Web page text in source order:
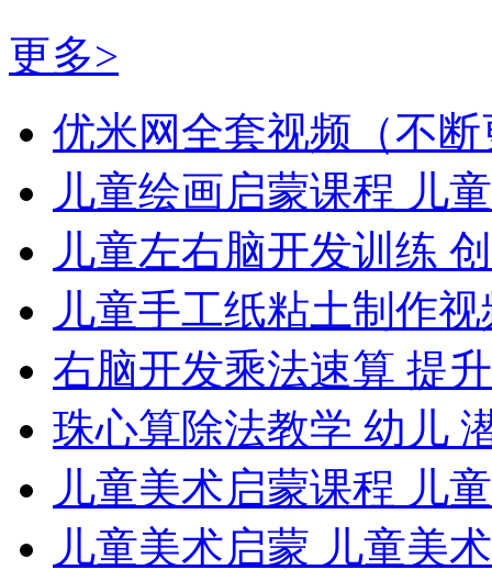
更多>
优米网全套视频（不
儿童绘画启蒙课程 儿
儿童左右脑开发训练
儿童手工纸粘土制作
右脑开发乘法速算 提
珠心算除法教学 幼儿
儿童美术启蒙课程 儿
儿童美术启蒙 儿童美